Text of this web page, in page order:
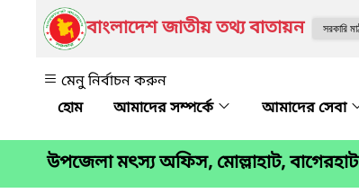
বাংলাদেশ জাতীয় তথ্য বাতায়ন
মেনু নির্বাচন করুন
আমাদের সম্পর্কে
আমাদের সেবা
উপজেলা মৎস্য অফিস, মোল্লাহাট, বাগেরহাট